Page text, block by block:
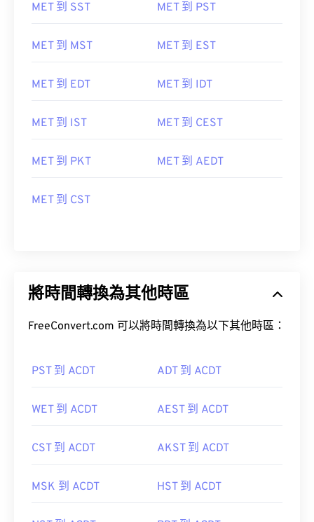
MET 到 SST MET 到 PST
MET 到 MST MET 到 EST
MET 到 EDT MET 到 IDT
MET 到 IST MET 到 CEST
MET 到 PKT MET 到 AEDT
MET 到 CST
將時間轉換為其他時區
FreeConvert.com 可以將時間轉換為以下其他時區：
PST 到 ACDT ADT 到 ACDT
WET 到 ACDT AEST 到 ACDT
CST 到 ACDT AKST 到 ACDT
MSK 到 ACDT HST 到 ACDT